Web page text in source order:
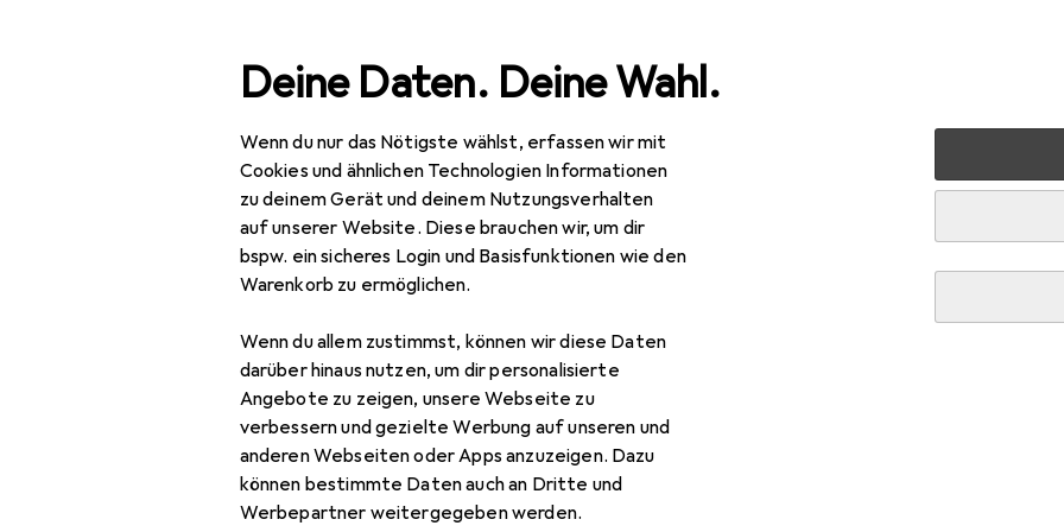
Deine Daten. Deine Wahl.
Wenn du nur das Nötigste wählst, erfassen wir mit
Cookies und ähnlichen Technologien Informationen
zu deinem Gerät und deinem Nutzungsverhalten
auf unserer Website. Diese brauchen wir, um dir
bspw. ein sicheres Login und Basisfunktionen wie den
Warenkorb zu ermöglichen.
Wenn du allem zustimmst, können wir diese Daten
darüber hinaus nutzen, um dir personalisierte
Angebote zu zeigen, unsere Webseite zu
verbessern und gezielte Werbung auf unseren und
anderen Webseiten oder Apps anzuzeigen. Dazu
können bestimmte Daten auch an Dritte und
Werbepartner weitergegeben werden.
Navigation nach Kategorien Gesamtsortiment Wohnen Möbel vidaXL